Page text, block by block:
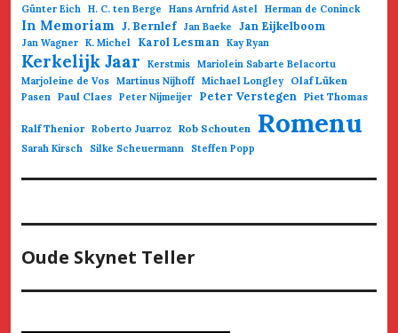
Günter Eich H. C. ten Berge Hans Arnfrid Astel Herman de Coninck
In Memoriam J. Bernlef Jan Baeke Jan Eijkelboom
Jan Wagner K. Michel Karol Lesman Kay Ryan
Kerkelijk Jaar Kerstmis Mariolein Sabarte Belacortu
Marjoleine de Vos Martinus Nijhoff Michael Longley Olaf Lüken
Pasen Paul Claes Peter Nijmeijer Peter Verstegen Piet Thomas
Ralf Thenior Roberto Juarroz Rob Schouten Romenu
Sarah Kirsch Silke Scheuermann Steffen Popp
Oude Skynet Teller